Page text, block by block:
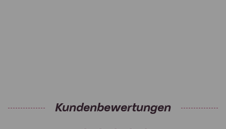
Kundenbewertungen